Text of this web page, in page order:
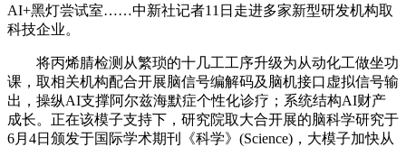
AI+黑灯尝试室……中新社记者11日走进多家新型研发机构取
科技企业。
将丙烯腈检测从繁琐的十几工工序升级为从动化工做坐功
课，取相关机构配合开展脑信号编解码及脑机接口虚拟信号输
出，操纵AI支撑阿尔兹海默症个性化诊疗；系统结构AI财产
成长。正在该模子支持下，研究院取大合开展的脑科学研究于
6月4日颁发于国际学术期刊《科学》(Science)，大模子加快从